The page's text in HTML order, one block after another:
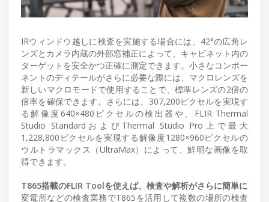
IRウィンドウ越しに検査を実施する場合には、42°の広角レ
ンズとカメラ内蔵の外部窓補正によって、キャビネット内の
ターゲットを安全かつ正確に測定できます。小さなコンポー
ネントのディテールがさらに必要な際には、マクロレンズを
新しいマクロモードで使用することで、標準レンズの2倍の
倍率を確保できます。さらには、307,200ピクセルを実現す
る解像度640×480ピクセルの検出器や、FLIR Thermal
Studio StandardおよびThermal Studio Pro上で最大
1,228,800ピクセルを実現する解像度1280×960ピクセルの
ウルトラマックス（UltraMax）によって、鮮明な画像を取
得できます。
T865搭載のFLIR Toolを使えば、検査や解析がさらに簡単に
変電所などの検査業務でT865を活用して複数の場所の検査